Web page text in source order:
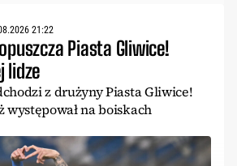
21:22
Piasta Gliwice!
lidze
z drużyny Piasta Gliwice!
występował na boiskach